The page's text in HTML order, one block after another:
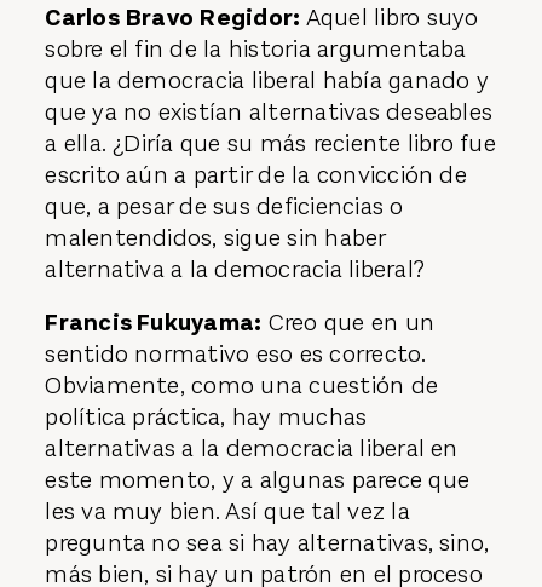
Carlos Bravo Regidor: Aquel libro suyo
sobre el fin de la historia argumentaba
que la democracia liberal había ganado y
que ya no existían alternativas deseables
a ella. ¿Diría que su más reciente libro fue
escrito aún a partir de la convicción de
que, a pesar de sus deficiencias o
malentendidos, sigue sin haber
alternativa a la democracia liberal?
Francis Fukuyama: Creo que en un
sentido normativo eso es correcto.
Obviamente, como una cuestión de
política práctica, hay muchas
alternativas a la democracia liberal en
este momento, y a algunas parece que
les va muy bien. Así que tal vez la
pregunta no sea si hay alternativas, sino,
más bien, si hay un patrón en el proceso